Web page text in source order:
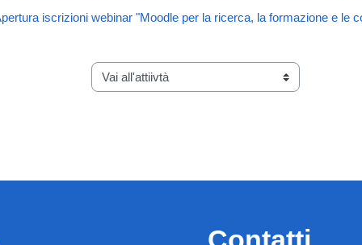
iscrizioni webinar "Moodle per la ricerca, la formazione e le
Vai all'attiivtà